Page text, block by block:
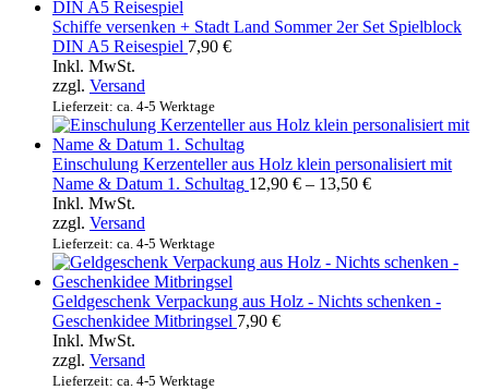
Schiffe versenken + Stadt Land Sommer 2er Set Spielblock
DIN A5 Reisespiel 7,90 €
Inkl. MwSt.
zzgl. Versand
Lieferzeit: ca. 4-5 Werktage
Einschulung Kerzenteller aus Holz klein personalisiert mit
Name & Datum 1. Schultag 12,90 € – 13,50 €Preisspanne:
Inkl. MwSt.
zzgl. Versand
Lieferzeit: ca. 4-5 Werktage
Geldgeschenk Verpackung aus Holz - Nichts schenken -
Geschenkidee Mitbringsel 7,90 €
Inkl. MwSt.
zzgl. Versand
Lieferzeit: ca. 4-5 Werktage